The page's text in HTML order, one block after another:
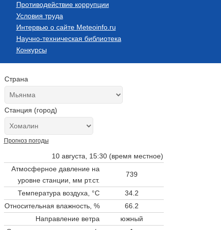
Противодействие коррупции
Условия труда
Интервью о сайте Meteoinfo.ru
Научно-техническая библиотека
Конкурсы
Страна
Станция (город)
Прогноз погоды
10 августа, 15:30 (время местное)
Атмосферное давление на
уровне станции, мм рт.ст.
739
Температура воздуха, °C
34.2
Относительная влажность, %
66.2
Направление ветра
южный